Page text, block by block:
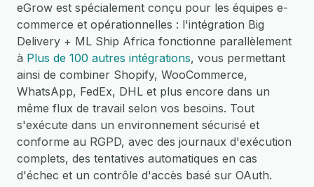
eGrow est spécialement conçu pour les équipes e-
commerce et opérationnelles : l'intégration Big
Delivery + ML Ship Africa fonctionne parallèlement
à Plus de 100 autres intégrations, vous permettant
ainsi de combiner Shopify, WooCommerce,
WhatsApp, FedEx, DHL et plus encore dans un
même flux de travail selon vos besoins. Tout
s'exécute dans un environnement sécurisé et
conforme au RGPD, avec des journaux d'exécution
complets, des tentatives automatiques en cas
d'échec et un contrôle d'accès basé sur OAuth.